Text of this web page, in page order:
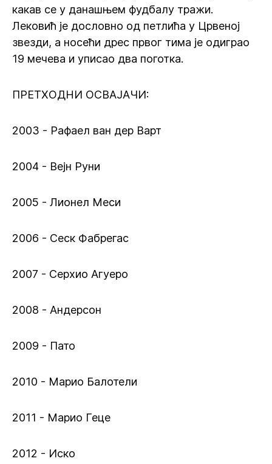
какав се у данашњем фудбалу тражи.
Лековић је дословно од петлића у Црвеној
звезди, а носећи дрес првог тима је одиграо
19 мечева и уписао два поготка.
ПРЕТХОДНИ ОСВАЈАЧИ:
2003 - Рафаел ван дер Варт
2004 - Вејн Руни
2005 - Лионел Меси
2006 - Сеск Фабрегас
2007 - Серхио Агуеро
2008 - Андерсон
2009 - Пато
2010 - Марио Балотели
2011 - Марио Геце
2012 - Иско